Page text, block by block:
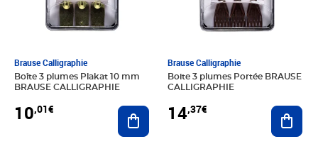
Brause Calligraphie
Boîte 3 plumes Plakat 10 mm
BRAUSE CALLIGRAPHIE
10,01€ Ajouter au panier
Brause Calligraphie
Boite 3 plumes Portée BRAUSE
CALLIGRAPHIE
14,37€